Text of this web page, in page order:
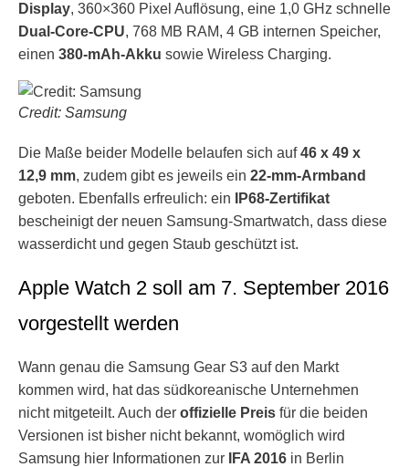
Display, 360×360 Pixel Auflösung, eine 1,0 GHz schnelle
Dual-Core-CPU, 768 MB RAM, 4 GB internen Speicher,
einen 380-mAh-Akku sowie Wireless Charging.
Credit: Samsung
Die Maße beider Modelle belaufen sich auf46 x 49 x
12,9 mm, zudem gibt es jeweils ein 22-mm-Armband
geboten. Ebenfalls erfreulich: ein
IP68-Zertifikat
bescheinigt der neuen Samsung-Smartwatch, dass diese
wasserdicht und gegen Staub geschützt ist.
Apple Watch 2 soll am 7. September 2016
vorgestellt werden
Wann genau die Samsung Gear S3 auf den Markt
kommen wird, hat das südkoreanische Unternehmen
nicht mitgeteilt. Auch der offizielle Preis für die beiden
Versionen ist bisher nicht bekannt, womöglich wird
Samsung hier Informationen zur
IFA 2016 in Berlin